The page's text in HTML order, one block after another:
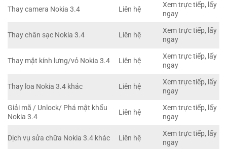
Thay camera Nokia 3.4 Liên hệ
Xem trực tiếp, lấy
ngay
Thay chân sạc Nokia 3.4 Liên hệ
Xem trực tiếp, lấy
ngay
Thay mặt kính lưng/vỏ Nokia 3.4 Liên hệ
Xem trực tiếp, lấy
ngay
Thay loa Nokia 3.4 khác Liên hệ
Xem trực tiếp, lấy
ngay
Giải mã / Unlock/ Phá mật khẩu
Nokia 3.4
Liên hệ
Xem trực tiếp, lấy
ngay
Dịch vụ sửa chữa Nokia 3.4 khác Liên hệ
Xem trực tiếp, lấy
ngay